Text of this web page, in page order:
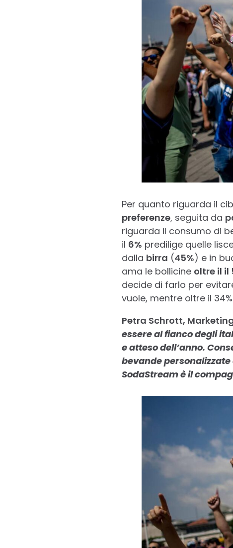
Per quanto riguarda il
preferenze, seguita da
riguarda il consumo di
il 6% predilige quelle
dalla birra (45%) e in
ama le bollicine oltre il il
decide di farlo per
vuole, mentre oltre il
Petra Schrott,
essere al fianco degli
e atteso dell’anno.
bevande
SodaStream è il